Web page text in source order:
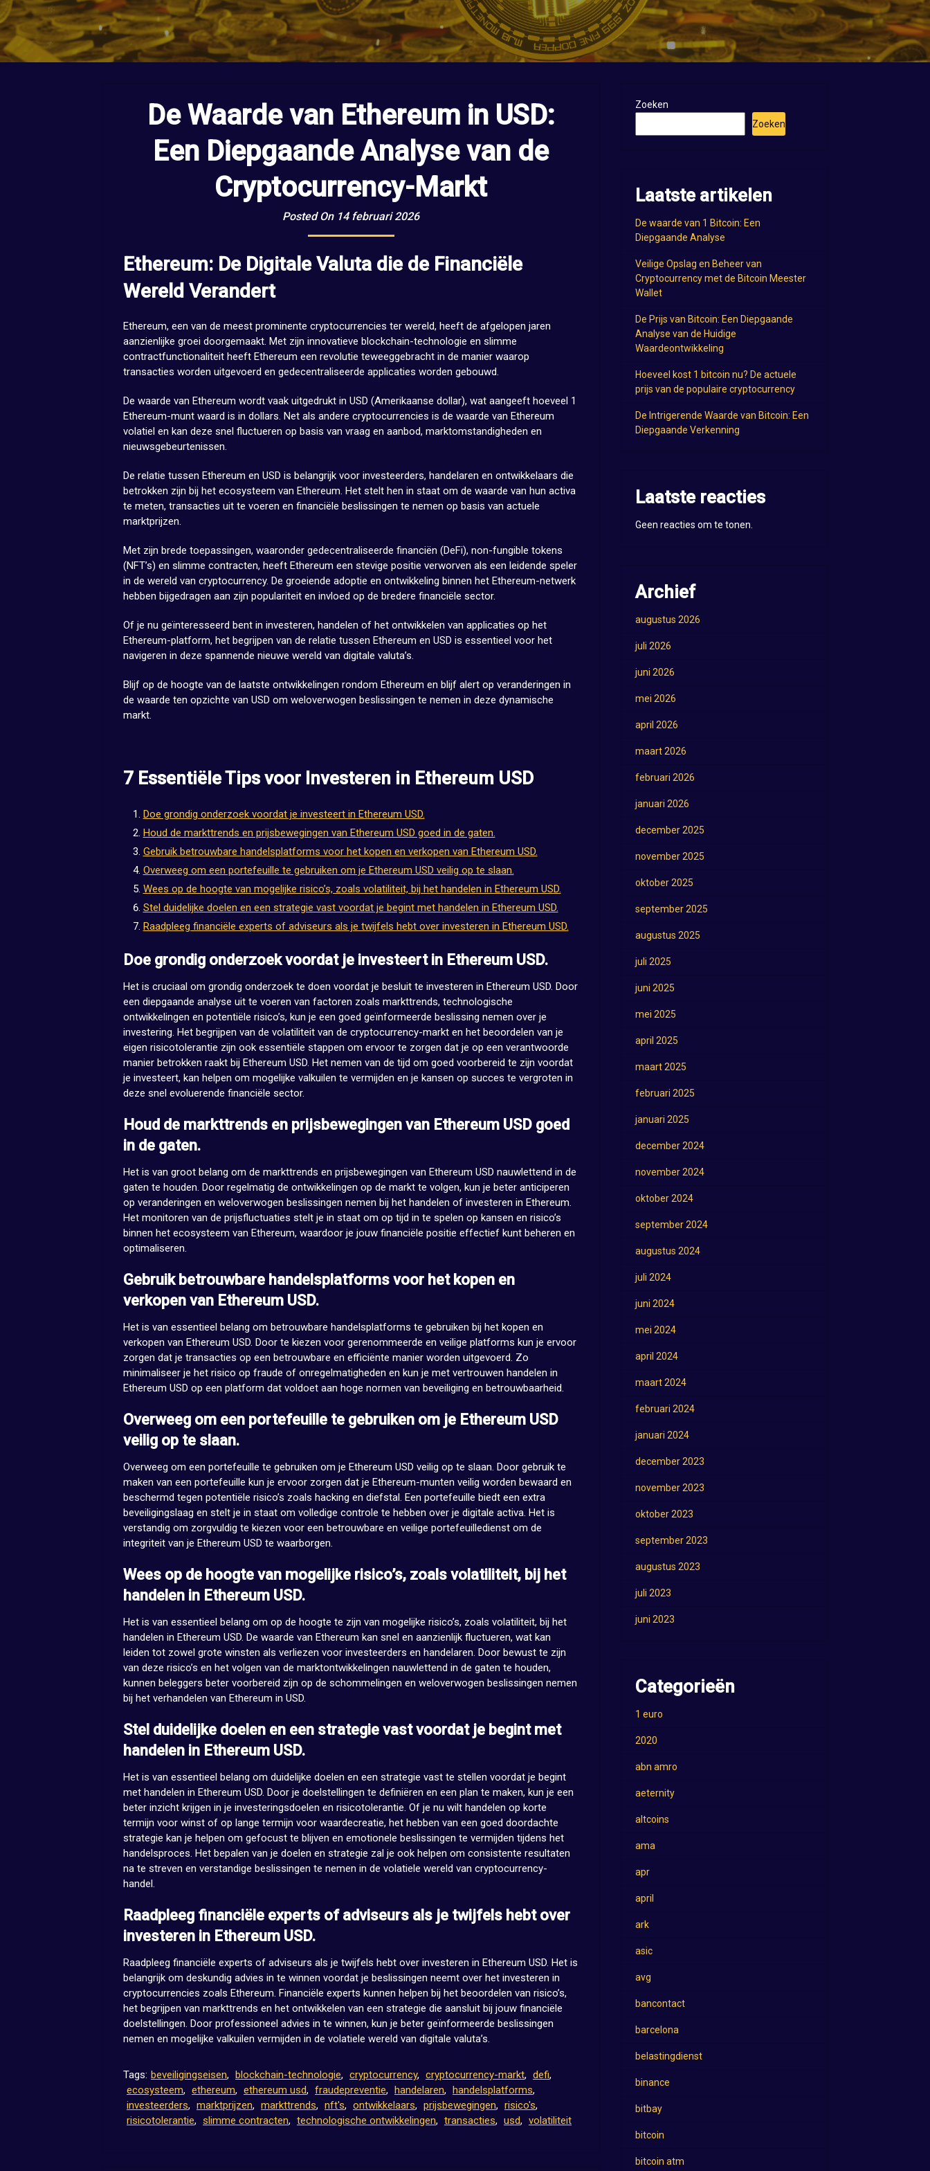
De Waarde van Ethereum in USD:
Een Diepgaande Analyse van de
Cryptocurrency-Markt
Posted On 14 februari 2026
Ethereum: De Digitale Valuta die de Financiële
Wereld Verandert
Ethereum, een van de meest prominente cryptocurrencies ter wereld, heeft de afgelopen jaren
aanzienlijke groei doorgemaakt. Met zijn innovatieve blockchain-technologie en slimme
contractfunctionaliteit heeft Ethereum een revolutie teweeggebracht in de manier waarop
transacties worden uitgevoerd en gedecentraliseerde applicaties worden gebouwd.
De waarde van Ethereum wordt vaak uitgedrukt in USD (Amerikaanse dollar), wat aangeeft hoeveel 1
Ethereum-munt waard is in dollars. Net als andere cryptocurrencies is de waarde van Ethereum
volatiel en kan deze snel fluctueren op basis van vraag en aanbod, marktomstandigheden en
nieuwsgebeurtenissen.
De relatie tussen Ethereum en USD is belangrijk voor investeerders, handelaren en ontwikkelaars die
betrokken zijn bij het ecosysteem van Ethereum. Het stelt hen in staat om de waarde van hun activa
te meten, transacties uit te voeren en financiële beslissingen te nemen op basis van actuele
marktprijzen.
Met zijn brede toepassingen, waaronder gedecentraliseerde financiën (DeFi), non-fungible tokens
(NFT’s) en slimme contracten, heeft Ethereum een stevige positie verworven als een leidende speler
in de wereld van cryptocurrency. De groeiende adoptie en ontwikkeling binnen het Ethereum-netwerk
hebben bijgedragen aan zijn populariteit en invloed op de bredere financiële sector.
Of je nu geïnteresseerd bent in investeren, handelen of het ontwikkelen van applicaties op het
Ethereum-platform, het begrijpen van de relatie tussen Ethereum en USD is essentieel voor het
navigeren in deze spannende nieuwe wereld van digitale valuta’s.
Blijf op de hoogte van de laatste ontwikkelingen rondom Ethereum en blijf alert op veranderingen in
de waarde ten opzichte van USD om weloverwogen beslissingen te nemen in deze dynamische
markt.
7 Essentiële Tips voor Investeren in Ethereum USD
Doe grondig onderzoek voordat je investeert in Ethereum USD.
Houd de markttrends en prijsbewegingen van Ethereum USD goed in de gaten.
Gebruik betrouwbare handelsplatforms voor het kopen en verkopen van Ethereum USD.
Overweeg om een portefeuille te gebruiken om je Ethereum USD veilig op te slaan.
Wees op de hoogte van mogelijke risico’s, zoals volatiliteit, bij het handelen in Ethereum USD.
Stel duidelijke doelen en een strategie vast voordat je begint met handelen in Ethereum USD.
Raadpleeg financiële experts of adviseurs als je twijfels hebt over investeren in Ethereum USD.
Doe grondig onderzoek voordat je investeert in Ethereum USD.
Het is cruciaal om grondig onderzoek te doen voordat je besluit te investeren in Ethereum USD. Door
een diepgaande analyse uit te voeren van factoren zoals markttrends, technologische
ontwikkelingen en potentiële risico’s, kun je een goed geïnformeerde beslissing nemen over je
investering. Het begrijpen van de volatiliteit van de cryptocurrency-markt en het beoordelen van je
eigen risicotolerantie zijn ook essentiële stappen om ervoor te zorgen dat je op een verantwoorde
manier betrokken raakt bij Ethereum USD. Het nemen van de tijd om goed voorbereid te zijn voordat
je investeert, kan helpen om mogelijke valkuilen te vermijden en je kansen op succes te vergroten in
deze snel evoluerende financiële sector.
Houd de markttrends en prijsbewegingen van Ethereum USD goed
in de gaten.
Het is van groot belang om de markttrends en prijsbewegingen van Ethereum USD nauwlettend in de
gaten te houden. Door regelmatig de ontwikkelingen op de markt te volgen, kun je beter anticiperen
op veranderingen en weloverwogen beslissingen nemen bij het handelen of investeren in Ethereum.
Het monitoren van de prijsfluctuaties stelt je in staat om op tijd in te spelen op kansen en risico’s
binnen het ecosysteem van Ethereum, waardoor je jouw financiële positie effectief kunt beheren en
optimaliseren.
Gebruik betrouwbare handelsplatforms voor het kopen en
verkopen van Ethereum USD.
Het is van essentieel belang om betrouwbare handelsplatforms te gebruiken bij het kopen en
verkopen van Ethereum USD. Door te kiezen voor gerenommeerde en veilige platforms kun je ervoor
zorgen dat je transacties op een betrouwbare en efficiënte manier worden uitgevoerd. Zo
minimaliseer je het risico op fraude of onregelmatigheden en kun je met vertrouwen handelen in
Ethereum USD op een platform dat voldoet aan hoge normen van beveiliging en betrouwbaarheid.
Overweeg om een portefeuille te gebruiken om je Ethereum USD
veilig op te slaan.
Overweeg om een portefeuille te gebruiken om je Ethereum USD veilig op te slaan. Door gebruik te
maken van een portefeuille kun je ervoor zorgen dat je Ethereum-munten veilig worden bewaard en
beschermd tegen potentiële risico’s zoals hacking en diefstal. Een portefeuille biedt een extra
beveiligingslaag en stelt je in staat om volledige controle te hebben over je digitale activa. Het is
verstandig om zorgvuldig te kiezen voor een betrouwbare en veilige portefeuilledienst om de
integriteit van je Ethereum USD te waarborgen.
Wees op de hoogte van mogelijke risico’s, zoals volatiliteit, bij het
handelen in Ethereum USD.
Het is van essentieel belang om op de hoogte te zijn van mogelijke risico’s, zoals volatiliteit, bij het
handelen in Ethereum USD. De waarde van Ethereum kan snel en aanzienlijk fluctueren, wat kan
leiden tot zowel grote winsten als verliezen voor investeerders en handelaren. Door bewust te zijn
van deze risico’s en het volgen van de marktontwikkelingen nauwlettend in de gaten te houden,
kunnen beleggers beter voorbereid zijn op de schommelingen en weloverwogen beslissingen nemen
bij het verhandelen van Ethereum in USD.
Stel duidelijke doelen en een strategie vast voordat je begint met
handelen in Ethereum USD.
Het is van essentieel belang om duidelijke doelen en een strategie vast te stellen voordat je begint
met handelen in Ethereum USD. Door je doelstellingen te definiëren en een plan te maken, kun je een
beter inzicht krijgen in je investeringsdoelen en risicotolerantie. Of je nu wilt handelen op korte
termijn voor winst of op lange termijn voor waardecreatie, het hebben van een goed doordachte
strategie kan je helpen om gefocust te blijven en emotionele beslissingen te vermijden tijdens het
handelsproces. Het bepalen van je doelen en strategie zal je ook helpen om consistente resultaten
na te streven en verstandige beslissingen te nemen in de volatiele wereld van cryptocurrency-
handel.
Raadpleeg financiële experts of adviseurs als je twijfels hebt over
investeren in Ethereum USD.
Raadpleeg financiële experts of adviseurs als je twijfels hebt over investeren in Ethereum USD. Het is
belangrijk om deskundig advies in te winnen voordat je beslissingen neemt over het investeren in
cryptocurrencies zoals Ethereum. Financiële experts kunnen helpen bij het beoordelen van risico’s,
het begrijpen van markttrends en het ontwikkelen van een strategie die aansluit bij jouw financiële
doelstellingen. Door professioneel advies in te winnen, kun je beter geïnformeerde beslissingen
nemen en mogelijke valkuilen vermijden in de volatiele wereld van digitale valuta’s.
Tags: beveiligingseisen, blockchain-technologie, cryptocurrency, cryptocurrency-markt, defi,
ecosysteem, ethereum, ethereum usd, fraudepreventie, handelaren, handelsplatforms,
investeerders, marktprijzen, markttrends, nft's, ontwikkelaars, prijsbewegingen, risico's,
risicotolerantie, slimme contracten, technologische ontwikkelingen, transacties, usd, volatiliteit
Zoeken
Zoeken
Laatste artikelen
De waarde van 1 Bitcoin: Een
Diepgaande Analyse
Veilige Opslag en Beheer van
Cryptocurrency met de Bitcoin Meester
Wallet
De Prijs van Bitcoin: Een Diepgaande
Analyse van de Huidige
Waardeontwikkeling
Hoeveel kost 1 bitcoin nu? De actuele
prijs van de populaire cryptocurrency
De Intrigerende Waarde van Bitcoin: Een
Diepgaande Verkenning
Laatste reacties
Geen reacties om te tonen.
Archief
augustus 2026
juli 2026
juni 2026
mei 2026
april 2026
maart 2026
februari 2026
januari 2026
december 2025
november 2025
oktober 2025
september 2025
augustus 2025
juli 2025
juni 2025
mei 2025
april 2025
maart 2025
februari 2025
januari 2025
december 2024
november 2024
oktober 2024
september 2024
augustus 2024
juli 2024
juni 2024
mei 2024
april 2024
maart 2024
februari 2024
januari 2024
december 2023
november 2023
oktober 2023
september 2023
augustus 2023
juli 2023
juni 2023
Categorieën
1 euro
2020
abn amro
aeternity
altcoins
ama
apr
april
ark
asic
avg
bancontact
barcelona
belastingdienst
binance
bitbay
bitcoin
bitcoin atm